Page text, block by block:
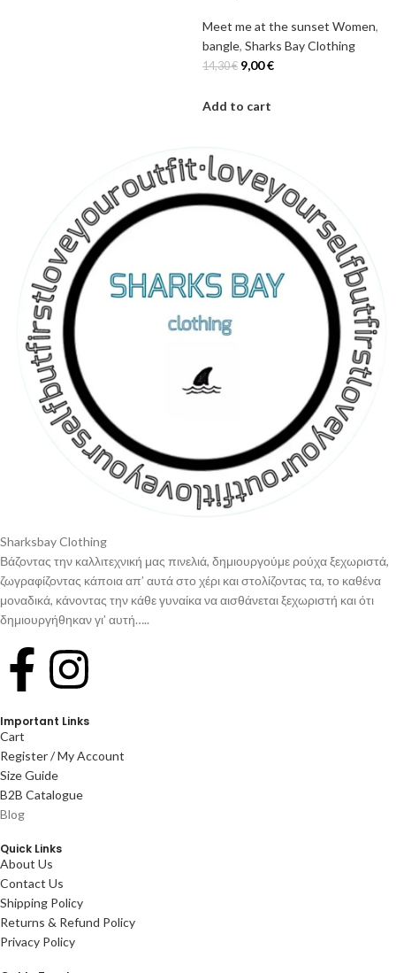
Meet me at the sunset Women,
bangle, Sharks Bay Clothing
14,30€ 9,00€
Add to cart
Sharksbay Clothing
Βάζοντας την καλλιτεχνική μας πινελιά, δημιουργούμε ρούχα ξεχωριστά,
ζωγραφίζοντας κάποια απ’ αυτά στο χέρι και στολίζοντας τα, το καθένα
μοναδικά, κάνοντας την κάθε γυναίκα να αισθάνεται ξεχωριστή και ότι
δημιουργήθηκαν γι’ αυτή…..
Important Links
Cart
Register / My Account
Size Guide
B2B Catalogue
Blog
Quick Links
About Us
Contact Us
Shipping Policy
Returns & Refund Policy
Privacy Policy